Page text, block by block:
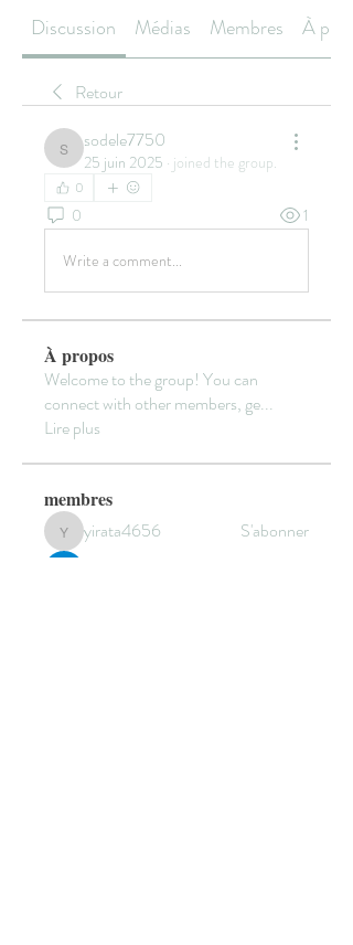
Discussion Médias Membres À
Retour
sodele7750
sodele7750
25 juin 2025 · joined the group.
0
0 1
Write a comment...
À propos
Welcome to the group! You can
connect with other members, ge...
Lire plus
membres
yirata4656
yirata4656
S'abonner